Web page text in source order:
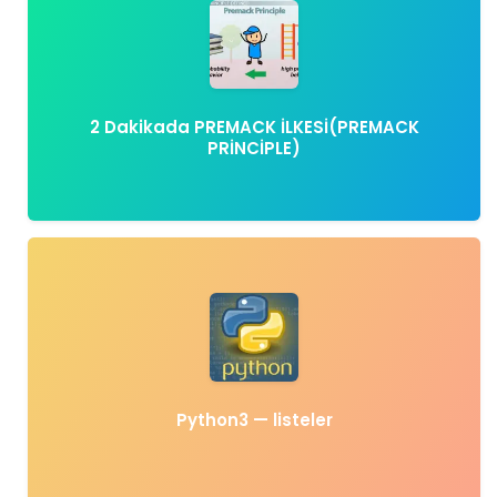
2 Dakikada PREMACK İLKESİ(PREMACK
PRİNCİPLE)
Python3 — listeler